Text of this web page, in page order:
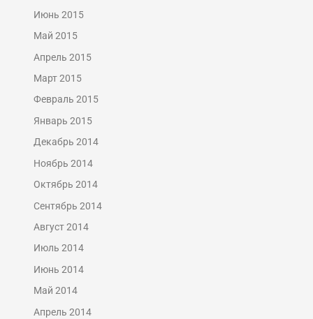
Июнь 2015
Май 2015
Апрель 2015
Март 2015
Февраль 2015
Январь 2015
Декабрь 2014
Ноябрь 2014
Октябрь 2014
Сентябрь 2014
Август 2014
Июль 2014
Июнь 2014
Май 2014
Апрель 2014